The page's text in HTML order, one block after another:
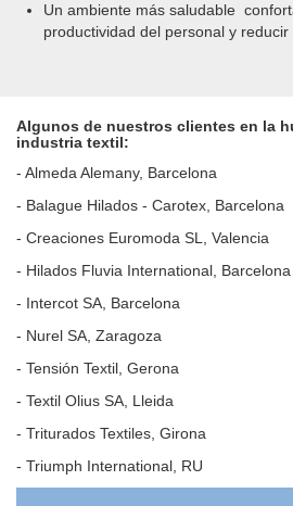
Un ambiente más saludable
productividad del personal y reducir
Algunos de nuestros clientes en la
industria textil:
- Almeda Alemany, Barcelona
- Balague Hilados - Carotex, Barcelona
- Creaciones Euromoda SL, Valencia
- Hilados Fluvia International, Barcelona
- Intercot SA, Barcelona
- Nurel SA, Zaragoza
- Tensión Textil, Gerona
- Textil Olius SA, Lleida
- Triturados Textiles, Girona
- Triumph International, RU